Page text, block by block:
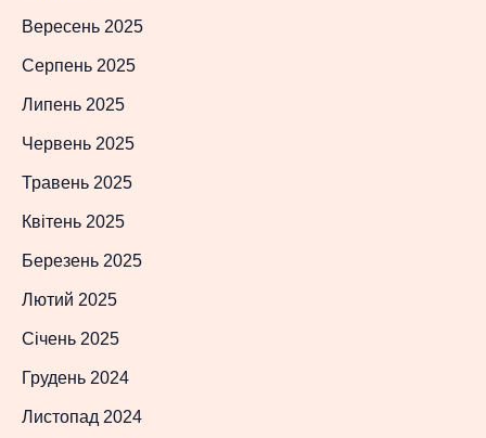
Вересень 2025
Серпень 2025
Липень 2025
Червень 2025
Травень 2025
Квітень 2025
Березень 2025
Лютий 2025
Січень 2025
Грудень 2024
Листопад 2024